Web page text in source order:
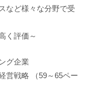
など様々な分野で受
く評価～
グ企業
営戦略 （59～65ペー